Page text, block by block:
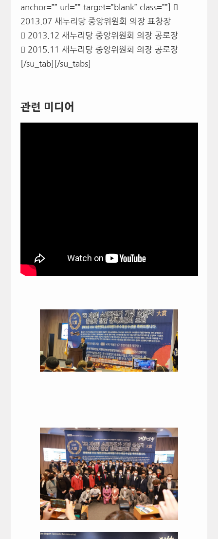
anchor=”” url=”” target=”blank” class=””] 
2013.07 새누리당 중앙위원회 의장 표창장
 2013.12 새누리당 중앙위원회 의장 공로장
 2015.11 새누리당 중앙위원회 의장 공로장
[/su_tab][/su_tabs]
관련 미디어